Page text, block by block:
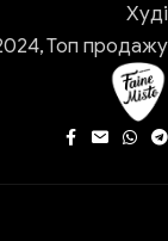
Худі
,Топ продажу